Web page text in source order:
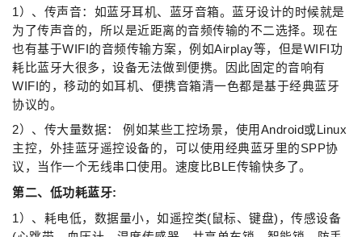
1）、传声音：如蓝牙耳机、蓝牙音箱。蓝牙设计的时候就是
为了传声音的，所以是近距离的音频传输的不二选择。现在
也有基于WIFI的音频传输方案，例如Airplay等，但是WIFI功
耗比蓝牙大很多，设备无法做到便携。因此固定的音响有
WIFI的，移动的如耳机、便携音箱清一色都是基于经典蓝牙
协议的。
2）、传大量数据： 例如某些工控场景，使用Android或Linux
主控，外挂蓝牙遥控设备的，可以使用经典蓝牙里的SPP协
议，当作一个无线串口使用。速度比BLE传输快多了。
第二、低功耗蓝牙:
1）、耗电低，数据量小，如遥控类(鼠标、键盘)，传感设备